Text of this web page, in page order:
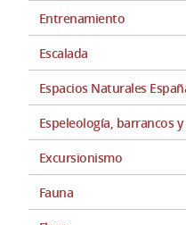
Entrenamiento
Escalada
Espacios Naturales
Espeleología, barrancos
Excursionismo
Fauna